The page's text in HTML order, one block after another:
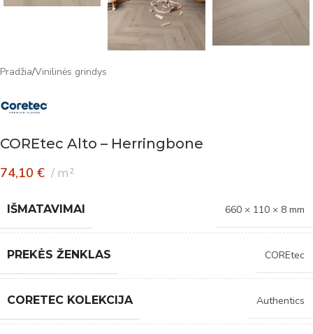
Pradžia/Vinilinės grindys
COREtec Alto – Herringbone
74,10 € m²
IŠMATAVIMAI 660 × 110 × 8 mm
PREKĖS ŽENKLAS COREtec
CORETEC KOLEKCIJA Authentics